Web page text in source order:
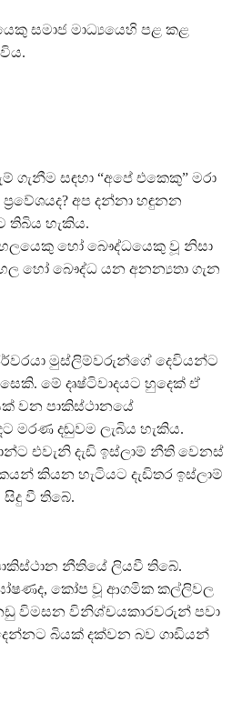
සමාජ මාධ්‍යයෙහි පළ කළ
සඳහා “අපේ එකෙකු” මරා
අප දන්නා හඳුනන
තිබිය හැකිය.
හෝ බෞද්ධයෙකු වූ නිසා
හෝ බෞද්ධ යන අනන්‍යතා ගැන
මුස්ලිම්වරුන්ගේ දෙවියන්ට
මේ දෘෂ්ටිවාදයට හුදෙක් ඒ
වන පාකිස්ථානයේ
මරණ දඬුවම ලැබිය හැකිය.
එවැනි දැඩි ඉස්ලාම් නීති වෙනස්
කියන හැටියට දැඩිතර ඉස්ලාම්
වී තිබේ.
නීතියේ ලියවී තිබේ.
කෝප වූ ආගමික කල්ලිවල
විමසන විනිශ්චයකාරවරුන් පවා
බියක් දක්වන බව ගාඩියන්